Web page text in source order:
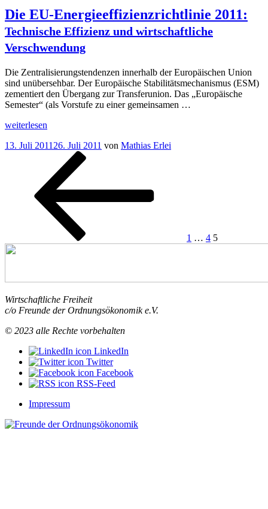
Union:
Wettbewerb
oder
Zentralisierung?
Europa
entschieden
zu
weit“
Die EU-Energieeffizienzrichtlinie 2011:
Technische Effizienz und wirtschaftliche
Verschwendung
Die Zentralisierungstendenzen innerhalb der Europäischen Union
sind unübersehbar. Der Europäische Stabilitätsmechanismus (ESM)
zementiert den Übergang zur Transferunion. Das „Europäische
Semester“ (als Vorstufe zu einer gemeinsamen …
„Die
Energieeffizienzrichtlinie
wirtschaftliche
Verschwendung
weiterlesen
Veröffentlicht
13. Juli 2011 26. Juli 2011 von Mathias Erlei
Seitennummerierung
Beiträge
1 … 4 5
Wirtschaftliche Freiheit
c/o Freunde der Ordnungsökonomik e.V.
© 2023 alle Rechte vorbehalten
LinkedIn
Twitter
Facebook
RSS-Feed
Impressum